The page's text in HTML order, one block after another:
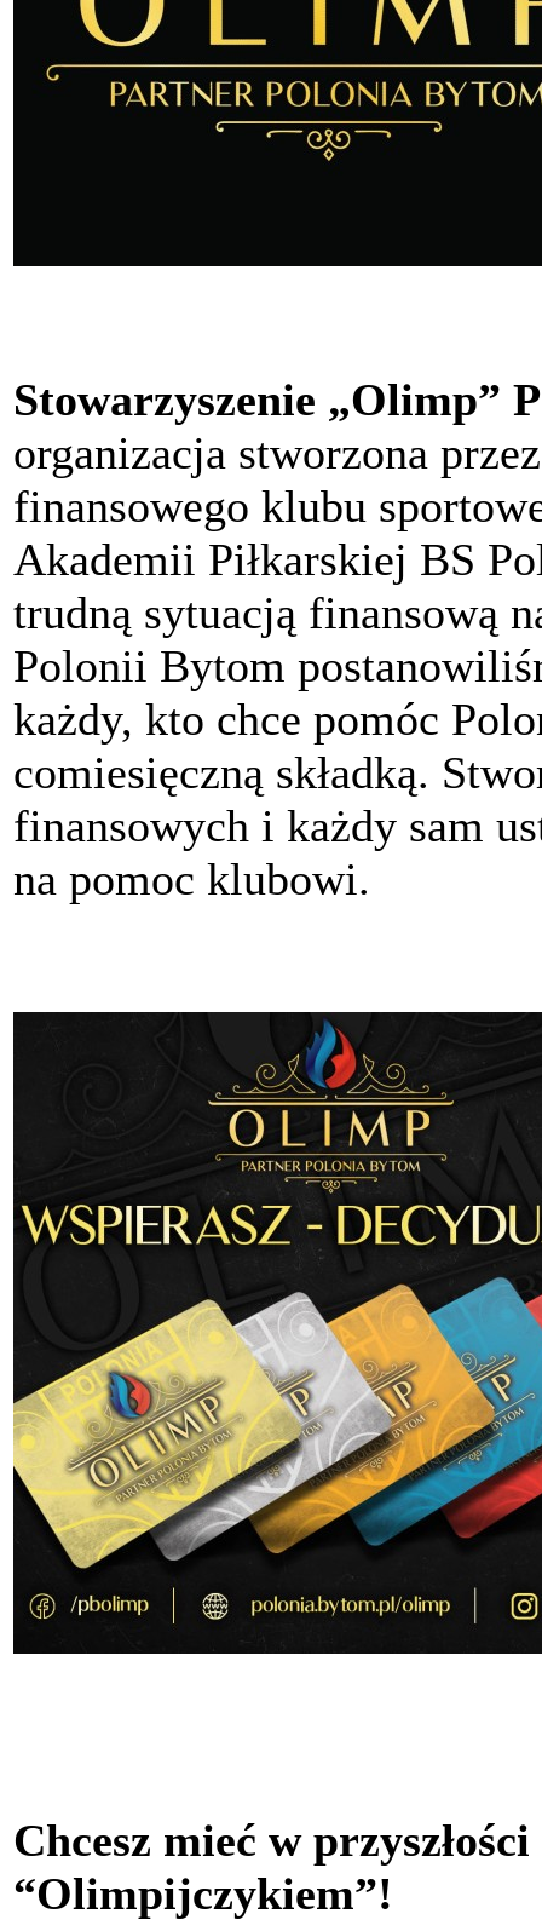
Stowarzyszenie „Olimp”
organizacja stworzona
finansowego klubu
Akademii Piłkarskiej BS
trudną sytuacją finansową
Polonii Bytom
każdy, kto chce pomóc
comiesięczną składką.
finansowych i każdy sam
na pomoc klubowi.
Chcesz mieć w
“Olimpijczykiem”!